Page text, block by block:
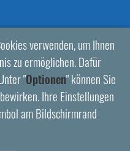
verwenden, um Ihnen
zu ermöglichen. Dafür
"Optionen" können Sie
Ihre Einstellungen
am Bildschirmrand